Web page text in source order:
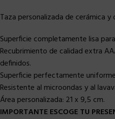
Taza personalizada de cerámica
Superficie completamente lisa
Recubrimiento de calidad extra
definidos.
Superficie perfectamente
Resistente al microondas y al
Área personalizada: 21 x 9,5 cm.
IMPORTANTE ESCOGE TU